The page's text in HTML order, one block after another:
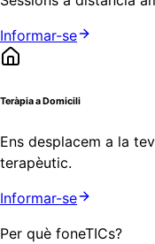
Informar-se
Teràpia a Domicili
Ens desplacem a la
terapèutic.
Informar-se
Per què foneTICs?